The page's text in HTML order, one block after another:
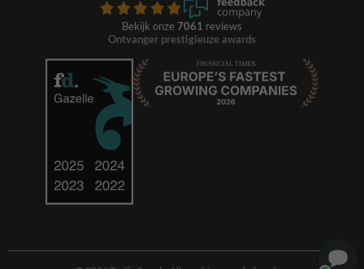
Bekijk onze 7061 reviews
Ontvanger prestigieuze awards